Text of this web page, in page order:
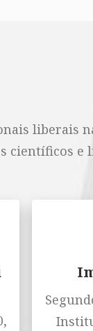
liberais
científicos e